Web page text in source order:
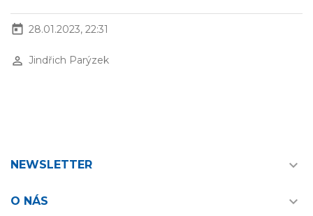
today 28.01.2023, 22:31
perm_identity Jindřich Parýzek
NEWSLETTER 
O NÁS 